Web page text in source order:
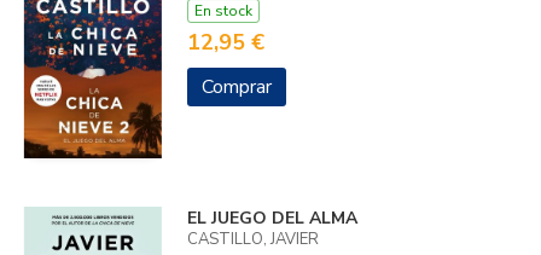
En stock
12,95 €
Comprar
EL JUEGO DEL ALMA
CASTILLO, JAVIER